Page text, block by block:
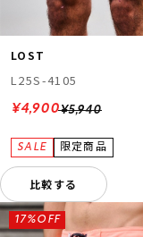
LOST
L25S-4105
¥5,940
¥4,900
比較する
17%OFF